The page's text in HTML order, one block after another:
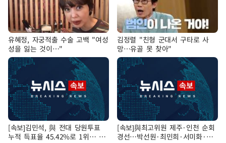
유혜정, 자궁적출 수술 고백 "여성
성을 잃는 것이…"
김정렬 "친형 군대서 구타로 사
망…유골 못 찾아"
[속보]김민석, 與 전대 당원투표
누적 득표율 45.42%로 1위… 정
[속보]與최고위원 제주·인천 순회
경선…박선원·최민희·서미화·한